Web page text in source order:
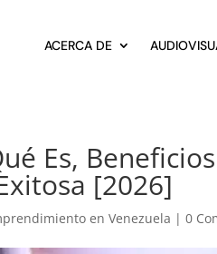
ACERCA DE
Es,
[2026]
en Venezuela |0